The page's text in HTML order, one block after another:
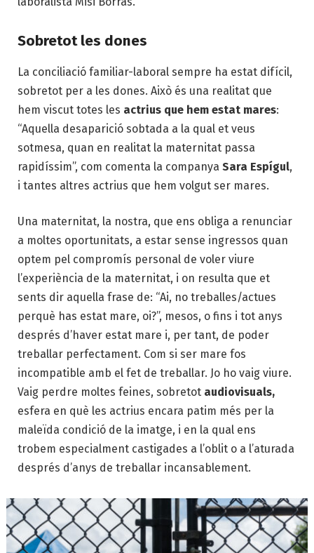
Sobretot les dones
La conciliació familiar-laboral sempre ha estat difícil,
sobretot per a les dones. Això és una realitat que
hem viscut totes les actrius que hem estat mares:
“Aquella desaparició sobtada a la qual et veus
sotmesa, quan en realitat la maternitat passa
rapidíssim”, com comenta la companya Sara Espígul,
i tantes altres actrius que hem volgut ser mares.
Una maternitat, la nostra, que ens obliga a renunciar
a moltes oportunitats, a estar sense ingressos quan
optem pel compromís personal de voler viure
l’experiència de la maternitat, i on resulta que et
sents dir aquella frase de: “Ai, no treballes/actues
perquè has estat mare, oi?”, mesos, o fins i tot anys
després d’haver estat mare i, per tant, de poder
treballar perfectament. Com si ser mare fos
incompatible amb el fet de treballar. Jo ho vaig viure.
Vaig perdre moltes feines, sobretot audiovisuals,
esfera en què les actrius encara patim més per la
maleïda condició de la imatge, i en la qual ens
trobem especialment castigades a l’oblit o a l’aturada
després d’anys de treballar incansablement.